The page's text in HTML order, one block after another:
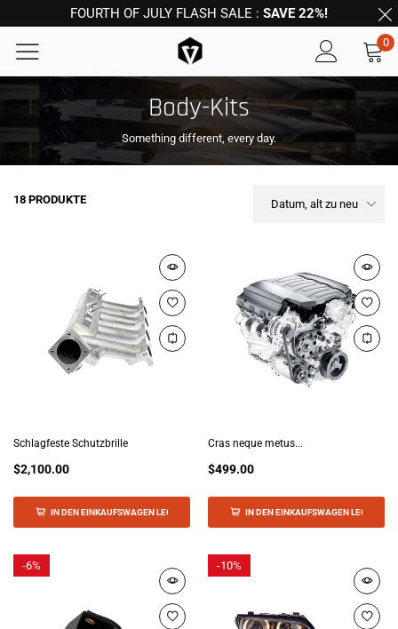
FOURTH OF JULY FLASH SALE : SAVE 22%!
0
Body-Kits
Something different, every day.
18 PRODUKTE Datum, alt zu neu
Schlagfeste Schutzbrille
$2,100.00
IN DEN EINKAUFSWAGEN LEGEN
Cras neque metus...
$499.00
IN DEN EINKAUFSWAGEN LEGEN
-6% -10%